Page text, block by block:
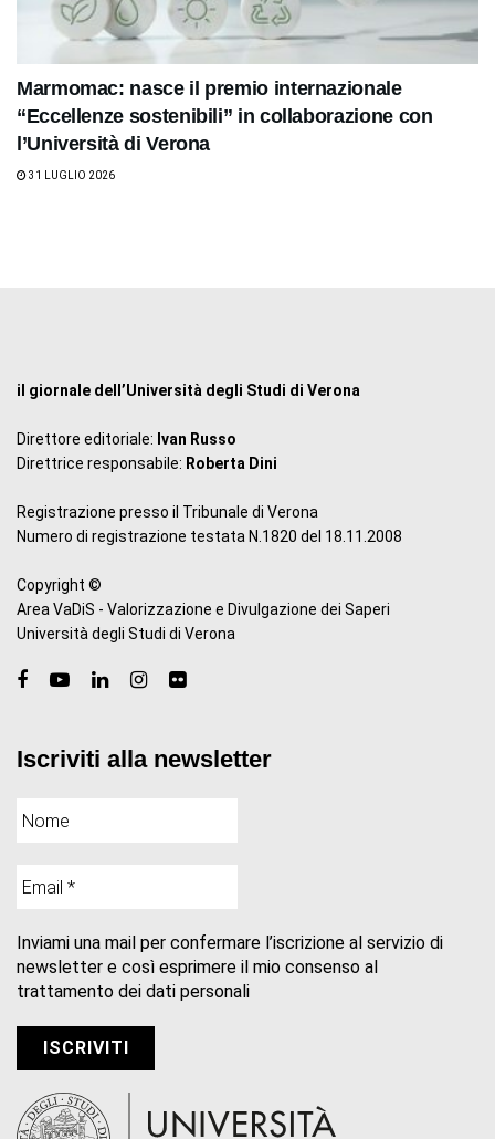
Marmomac: nasce il premio internazionale
“Eccellenze sostenibili” in collaborazione con
l’Università di Verona
31 LUGLIO 2026
il giornale dell’Università degli Studi di Verona
Direttore editoriale: Ivan Russo
Direttrice responsabile: Roberta Dini
Registrazione presso il Tribunale di Verona
Numero di registrazione testata N.1820 del 18.11.2008
Copyright ©
Area VaDiS - Valorizzazione e Divulgazione dei Saperi
Università degli Studi di Verona
Iscriviti alla newsletter
Inviami una mail per confermare l’iscrizione al servizio di
newsletter e così esprimere il mio consenso al
trattamento dei dati personali